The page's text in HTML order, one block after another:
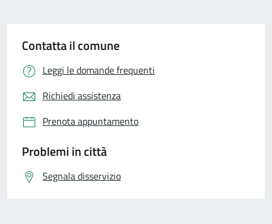
Contatta il comune
Leggi le domande frequenti
Richiedi assistenza
Prenota appuntamento
Problemi in città
Segnala disservizio